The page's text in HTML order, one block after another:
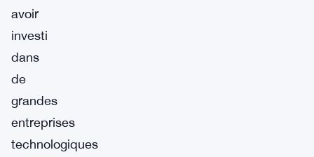
avoir
investi
dans
de
grandes
entreprises
technologiques